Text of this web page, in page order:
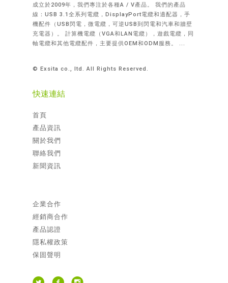
成立於2009年，我們專注於各種A / V產品。 我們的產品
線：USB 3.1全系列電纜，DisplayPort電纜和適配器，手
機配件（USB閃電，微電纜，可逆USB到閃電和汽車和牆壁
充電器）。 計算機電纜（VGA和LAN電纜），遊戲電纜，同
軸電纜和其他電纜配件，主要提供OEM和ODM服務。 ...
© Exsita co., ltd. All Rights Reserved.
快速連結
首頁
產品資訊
關於我們
聯絡我們
新聞資訊
企業合作
經銷商合作
產品認證
隱私權政策
保固聲明